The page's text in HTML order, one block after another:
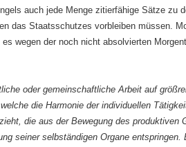
auch jede Menge zitierfähige Sätze zu
das Staatsschutzes vorbleiben müssen.
wegen der noch nicht absolvierten
oder gemeinschaftliche Arbeit auf
die Harmonie der individuellen
die aus der Bewegung des produktiven
seiner selbständigen Organe entspringen.